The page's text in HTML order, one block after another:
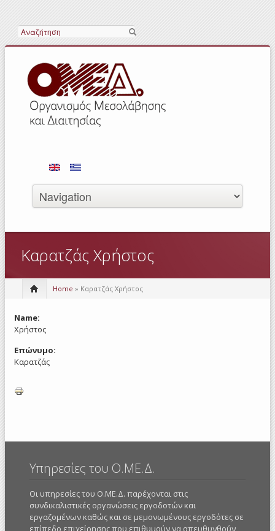
Search
Καρατζάς Χρήστος
Home » Καρατζάς Χρήστος
Name:
Χρήστος
Επώνυμο:
Καρατζάς
Υπηρεσίες του Ο.ΜΕ.Δ.
Οι υπηρεσίες του Ο.ΜΕ.Δ. παρέχονται στις
συνδικαλιστικές οργανώσεις εργοδοτών και
εργαζομένων καθώς και σε μεμονωμένους εργοδότες σε
επίπεδο επιχείρησης που επιθυμούν να απευθυνθούν